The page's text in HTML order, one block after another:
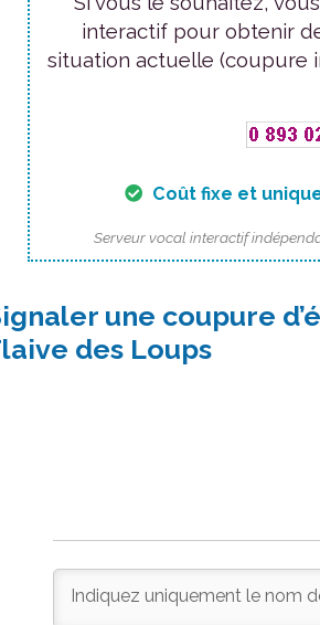
interactif pour obtenir
situation actuelle (coupure
Coût fixe et
Serveur vocal interactif
une coupure
des Loups